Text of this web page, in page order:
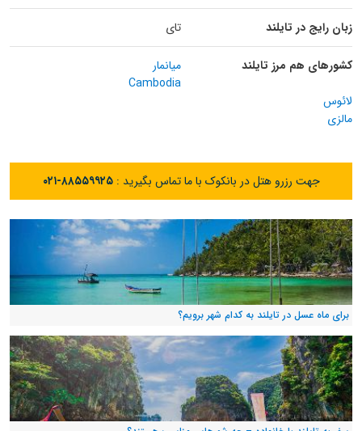
زبان رایج در تایلند تای
کشورهای هم مرز تایلند
میانمار
Cambodia
لائوس
مالزی
جهت رزرو هتل در بانکوک با ما تماس بگیرید :۰۲۱-۸۸۵۵۹۹۲۵
برای ماه عسل در تایلند به کدام شهر برویم؟